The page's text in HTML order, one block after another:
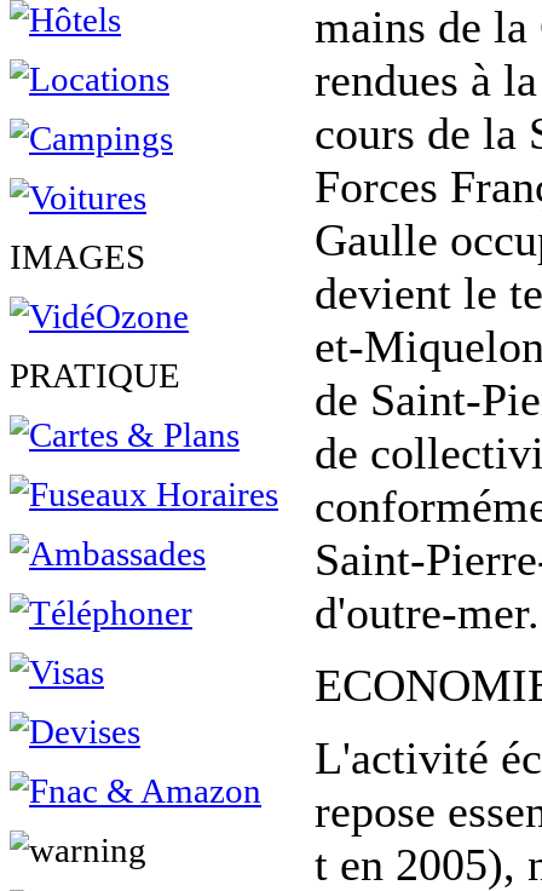
IMAGES
PRATIQUE
mains de
rendues à
cours de la
Forces
Gaulle
devient le
et-
de Saint-
de
Saint-
d'outre-mer.
L'activité
repose
t en 2005),